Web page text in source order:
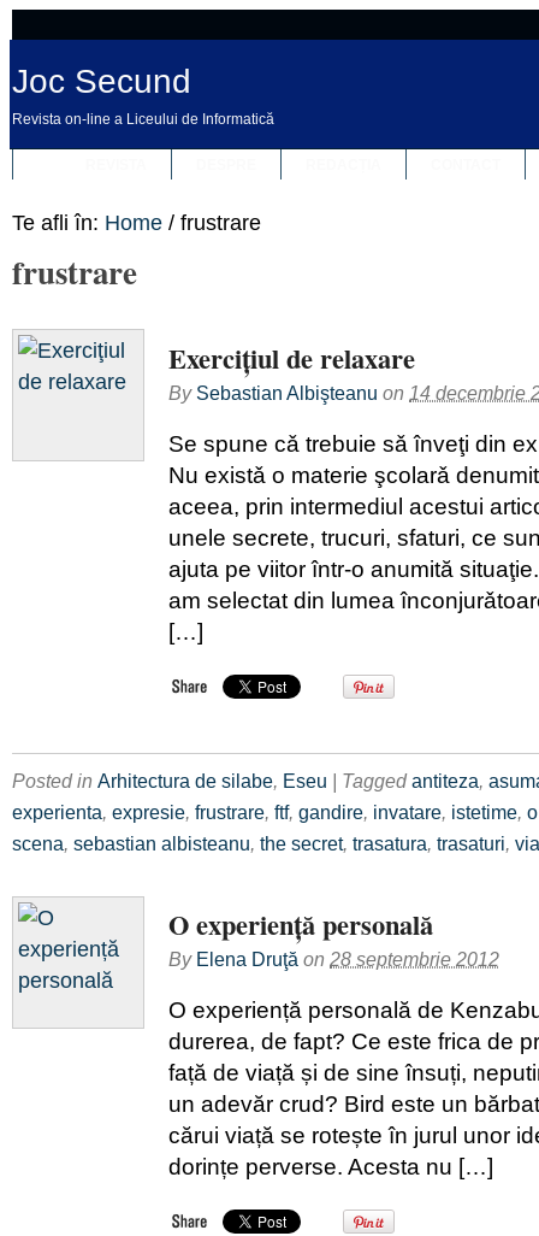
Joc Secund
Revista on-line a Liceului de Informatică
Te afli în: Home / frustrare
frustrare
Exerciţiul de relaxare
By Sebastian Albişteanu on 14 decembrie
Se spune cǎ trebuie sǎ înveţi din
Nu existǎ o materie şcolarǎ
aceea, prin intermediul acestui
unele secrete, trucuri, sfaturi, ce
ajuta pe viitor într-o anumită
am selectat din lumea
[…]
Posted in Arhitectura de silabe, Eseu | Taggedantiteza,
experienta, expresie, frustrare, ftf, gandire, invatare, istetime,
scena, sebastian albisteanu, the secret, trasatura, trasaturi,
O experiență personală
By Elena Druţă on 28 septembrie 2012
O experiență personală de
durerea, de fapt? Ce este frica de
față de viață și de sine însuți,
un adevăr crud? Bird este un
cărui viață se rotește în jurul unor
dorințe perverse. Acesta nu […]